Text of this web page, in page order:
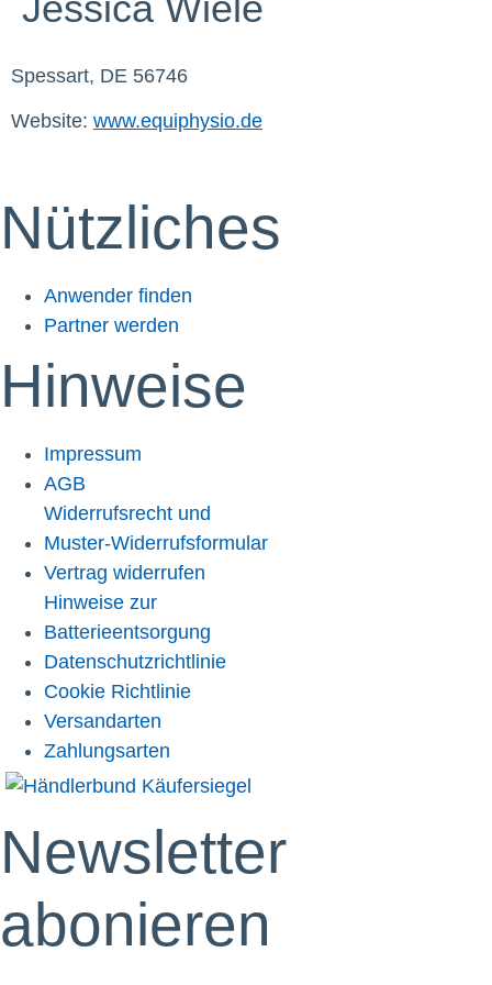
Spessart, DE 56746
Website: www.equiphysio.de
Nützliches
Anwender finden
Partner werden
Hinweise
Impressum
AGB
Widerrufsrecht und
Muster-Widerrufsformular
Vertrag widerrufen
Hinweise zur
Batterieentsorgung
Datenschutzrichtlinie
Cookie Richtlinie
Versandarten
Zahlungsarten
Newsletter
abonieren